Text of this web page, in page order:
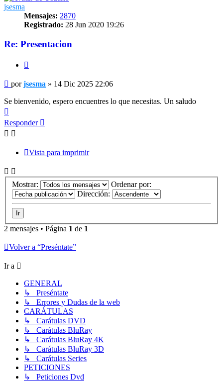
jsesma
Mensajes: 2870
Registrado: 28 Jun 2020 19:26
Re: Presentacion
Mensaje
porjsesma » 14 Dic 2025 22:06
Se bienvenido, espero encuentres lo que necesitas. Un saludo
Responder
Vista para imprimir
Mostrar:
Ordenar por:
Dirección:
2 mensajes • Página 1 de 1
Volver a “Preséntate”
Ir a
GENERAL
↳ Preséntate
↳ Errores y Dudas de la web
CARÁTULAS
↳ Carátulas DVD
↳ Carátulas BluRay
↳ Carátulas BluRay 4K
↳ Carátulas BluRay 3D
↳ Carátulas Series
PETICIONES
↳ Peticiones Dvd